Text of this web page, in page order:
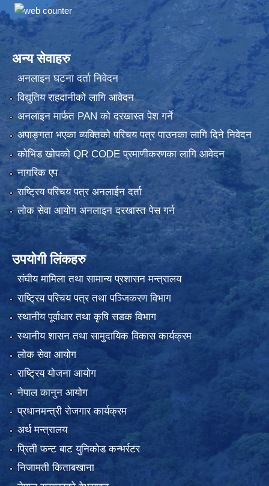
अन्य सेवाहरु
अनलाइन घटना दर्ता निवेदन
विद्युतिय राहदानीको लागि आवेदन
अनलाइन मार्फत PAN को दरखास्त पेश गर्ने
अपाङ्गता भएका व्यक्तिको परिचय पत्र पाउनका लागि दिने निवेदन
कोभिड खोपको QR CODE प्रमाणीकरणका लागि आवेदन
नागरिक एप
राष्ट्रिय परिचय पत्र अनलाईन दर्ता
लोक सेवा आयोग अनलाइन दरखास्त पेस गर्न
उपयोगी लिंकहरु
संघीय मामिला तथा सामान्य प्रशासन मन्त्रालय
राष्ट्रिय परिचय पत्र तथा पञ्जिकरण विभाग
स्थानीय पूर्वाधार तथा कृषि सडक विभाग
स्थानीय शासन तथा सामुदायिक विकास कार्यक्रम
लोक सेवा आयोग
राष्ट्रिय योजना आयोग
नेपाल कानुन आयोग
प्रधानमन्त्री रोजगार कार्यक्रम
अर्थ मन्त्रालय
प्रिती फन्ट बाट युनिकोड कन्भर्रटर
निजामती किताबखाना